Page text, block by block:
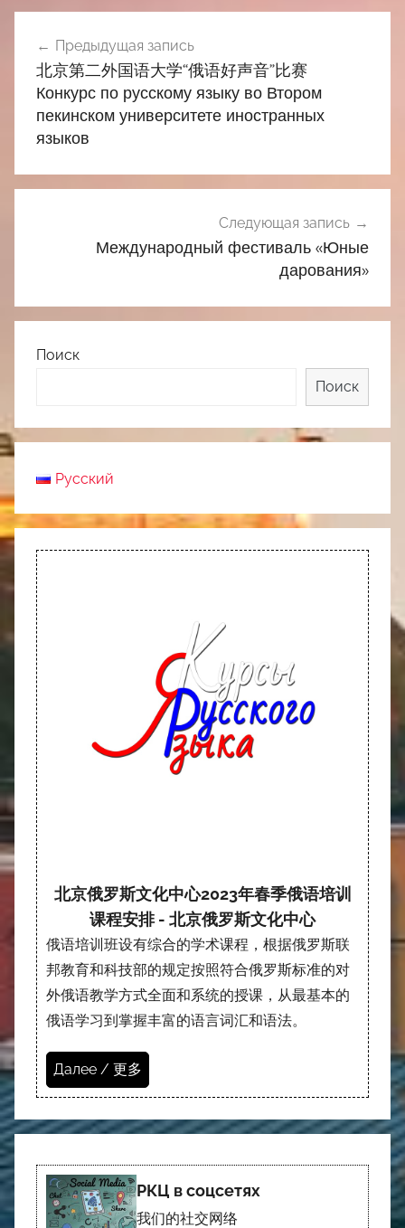
по
записям
Предыдущая запись
北京第二外国语大学“俄语好声音”比赛
Конкурс по русскому языку во Втором
пекинском университете иностранных
языков
Следующая запись
Международный фестиваль «Юные
дарования»
Поиск
Поиск
Русский
北京俄罗斯文化中心2023年春季俄语培训
课程安排 - 北京俄罗斯文化中心
俄语培训班设有综合的学术课程，根据俄罗斯联
邦教育和科技部的规定按照符合俄罗斯标准的对
外俄语教学方式全面和系统的授课，从最基本的
俄语学习到掌握丰富的语言词汇和语法。
Далее / 更多
РКЦ в соцсетях
我们的社交网络